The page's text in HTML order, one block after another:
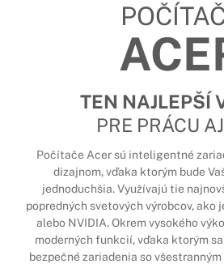
TEN NAJLEPŠÍ
PRE PRÁCU
Počítače Acer sú inteligentné
dizajnom, vďaka ktorým bude
jednoduchšia. Využívajú tie
popredných svetových výrobcov, ako
alebo NVIDIA. Okrem vysokého
moderných funkcií, vďaka ktorým
bezpečné zariadenia so